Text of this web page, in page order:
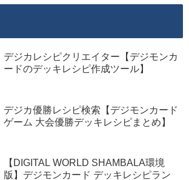
デジカレシピクリエイター【デジモンカ
ードのデッキレシピ作成ツール】
デジカ優勝レシピ検索【デジモンカード
ゲーム 大会優勝デッキレシピまとめ】
【DIGITAL WORLD SHAMBALA環境
版】デジモンカード デッキレシピラン